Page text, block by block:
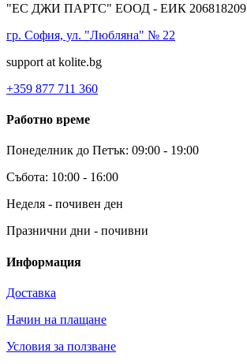
"ЕС ДЖИ ПАРТС" ЕООД - ЕИК 206818209
гр. София, ул. "Любляна" № 22
support at kolite.bg
+359 877 711 360
Работно време
Понеделник до Петък: 09:00 - 19:00
Събота: 10:00 - 16:00
Неделя - почивен ден
Празнични дни - почивни
Информация
Доставка
Начин на плащане
Условия за ползване